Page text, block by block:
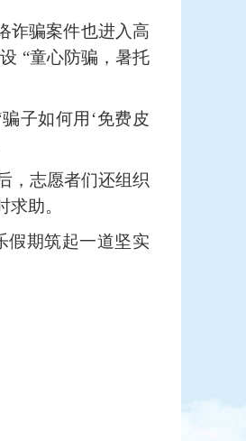
诈骗案件也进入高
“童心防骗，暑托
子如何用‘免费皮
，志愿者们还组织
助。
假期筑起一道坚实